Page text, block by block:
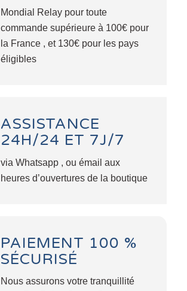
Mondial Relay pour toute
commande supérieure à 100€ pour
la France , et 130€ pour les pays
éligibles
ASSISTANCE
24H/24 ET 7J/7
via Whatsapp , ou émail aux
heures d’ouvertures de la boutique
PAIEMENT 100 %
SÉCURISÉ
Nous assurons votre tranquillité